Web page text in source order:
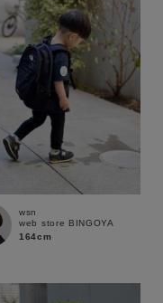
wsn
web store BINGOYA
164cm